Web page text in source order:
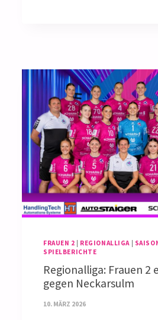
FRAUEN 2 | REGIONALLIGA |
SPIELBERICHTE
Regionalliga: Frauen 2
gegen Neckarsulm
10. MÄRZ 2026